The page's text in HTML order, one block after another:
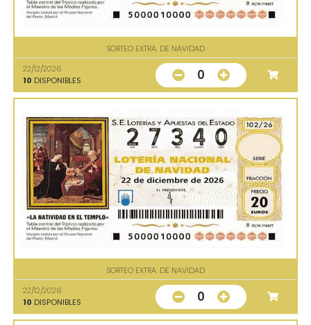
SORTEO EXTRA. DE NAVIDAD
22/12/2026
10 DISPONIBLES 0
SORTEO EXTRA. DE NAVIDAD
22/12/2026
10 DISPONIBLES 0